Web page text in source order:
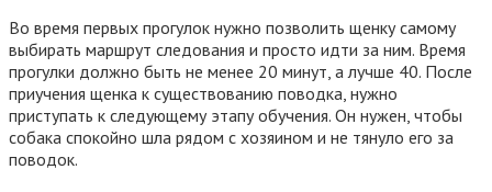
Во время первых прогулок нужно позволить щенку самому
выбирать маршрут следования и просто идти за ним. Время
прогулки должно быть не менее 20 минут, а лучше 40. После
приучения щенка к существованию поводка, нужно
приступать к следующему этапу обучения. Он нужен, чтобы
собака спокойно шла рядом с хозяином и не тянуло его за
поводок.